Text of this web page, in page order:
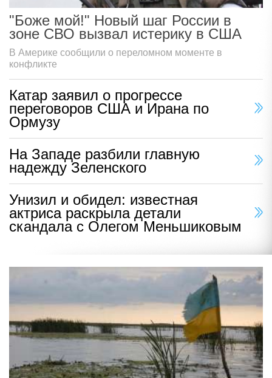
"Боже мой!" Новый шаг России в
зоне СВО вызвал истерику в США
В Америке сообщили о переломном моменте в
конфликте
Катар заявил о прогрессе
переговоров США и Ирана по
Ормузу
На Западе разбили главную
надежду Зеленского
Унизил и обидел: известная
актриса раскрыла детали
скандала с Олегом Меньшиковым